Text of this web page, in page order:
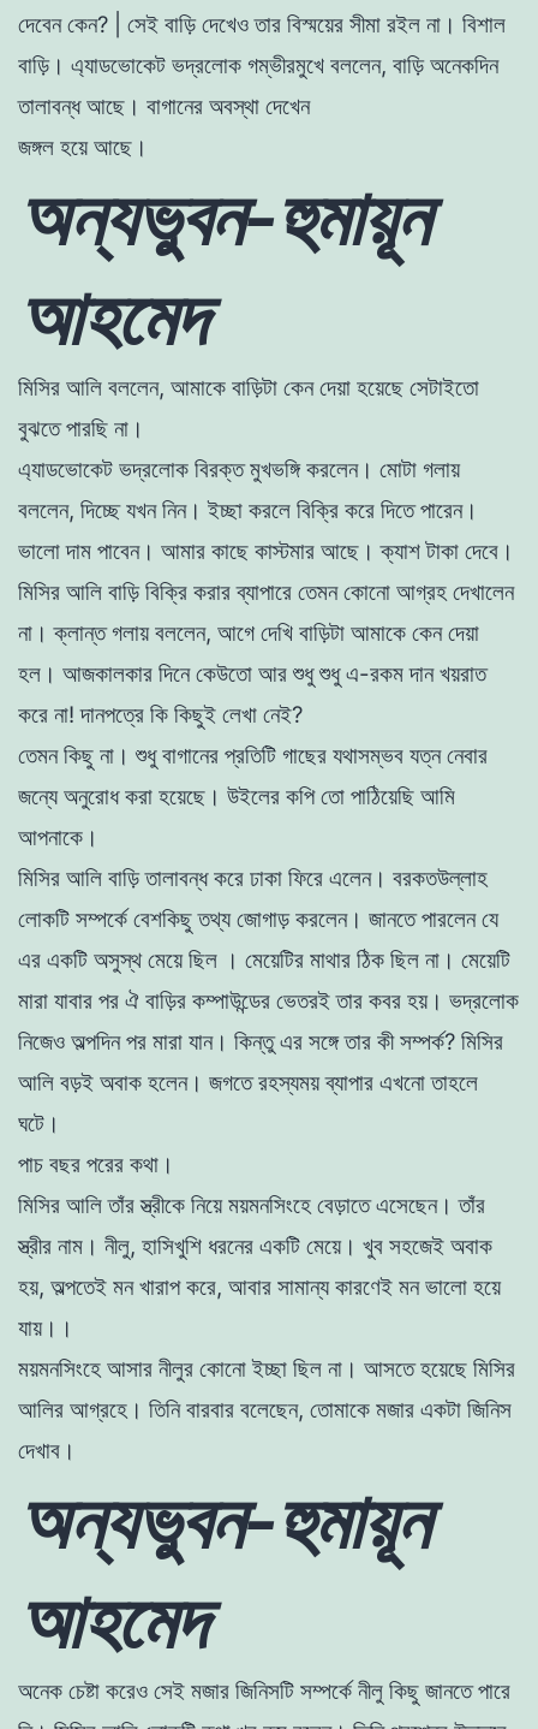
দেবেন কেন? | সেই বাড়ি দেখেও তার বিস্ময়ের সীমা রইল না। বিশাল
বাড়ি। এ্যাডভােকেট ভদ্রলােক গম্ভীরমুখে বললেন, বাড়ি অনেকদিন
তালাবন্ধ আছে। বাগানের অবস্থা দেখেন
জঙ্গল হয়ে আছে।
অন্যভুবন-হুমায়ূন
আহমেদ
মিসির আলি বললেন, আমাকে বাড়িটা কেন দেয়া হয়েছে সেটাইতাে
বুঝতেপারছি না।
এ্যাডভােকেট ভদ্রলােক বিরক্ত মুখভঙ্গি করলেন। মােটা গলায়
বললেন, দিচ্ছে যখন নিন। ইচ্ছা করলে বিক্রি করে দিতে পারেন।
ভালাে দাম পাবেন। আমার কাছে কাস্টমার আছে। ক্যাশ টাকা দেবে।
মিসির আলি বাড়ি বিক্রি করার ব্যাপারে তেমন কোনাে আগ্রহ দেখালেন
না। ক্লান্ত গলায় বললেন, আগে দেখি বাড়িটা আমাকে কেন দেয়া
হল। আজকালকার দিনেকেউতাে আর শুধু শুধু এ-রকম দান খয়রাত
করে না! দানপত্রে কি কিছুই লেখা নেই?
তেমন কিছু না। শুধু বাগানের প্রতিটি গাছের যথাসম্ভব যত্ন নেবার
জন্যে অনুরােধকরা হয়েছে। উইলের কপি তাে পাঠিয়েছি আমি
আপনাকে।
মিসির আলি বাড়ি তালাবন্ধ করে ঢাকা ফিরে এলেন। বরকতউল্লাহ
লােকটি সম্পর্কে বেশকিছু তথ্য জোগাড় করলেন। জানতে পারলেন যে
এর একটি অসুস্থ মেয়ে ছিল । মেয়েটির মাথার ঠিক ছিল না। মেয়েটি
মারা যাবার পর ঐ বাড়ির কম্পাউন্ডের ভেতরই তার কবর হয়। ভদ্রলােক
নিজেও অল্পদিন পর মারা যান। কিন্তু এর সঙ্গে তার কী সম্পর্ক? মিসির
আলি বড়ই অবাক হলেন। জগতে রহস্যময় ব্যাপার এখনাে তাহলে
ঘটে।
পাচ বছর পরের কথা।
মিসির আলি তাঁর স্ত্রীকে নিয়ে ময়মনসিংহে বেড়াতে এসেছেন। তাঁর
স্ত্রীর নাম। নীলু, হাসিখুশি ধরনের একটি মেয়ে। খুব সহজেই অবাক
হয়, অল্পতেই মন খারাপকরে, আবার সামান্য কারণেই মন ভালাে হয়ে
যায়।।
ময়মনসিংহে আসার নীলুর কোনাে ইচ্ছা ছিল না। আসতে হয়েছে মিসির
আলির আগ্রহে। তিনি বারবার বলেছেন, তােমাকে মজার একটা জিনিস
দেখাব।
অন্যভুবন-হুমায়ূন
আহমেদ
অনেক চেষ্টা করেও সেই মজার জিনিসটি সম্পর্কে নীলু কিছু জানতে পারে